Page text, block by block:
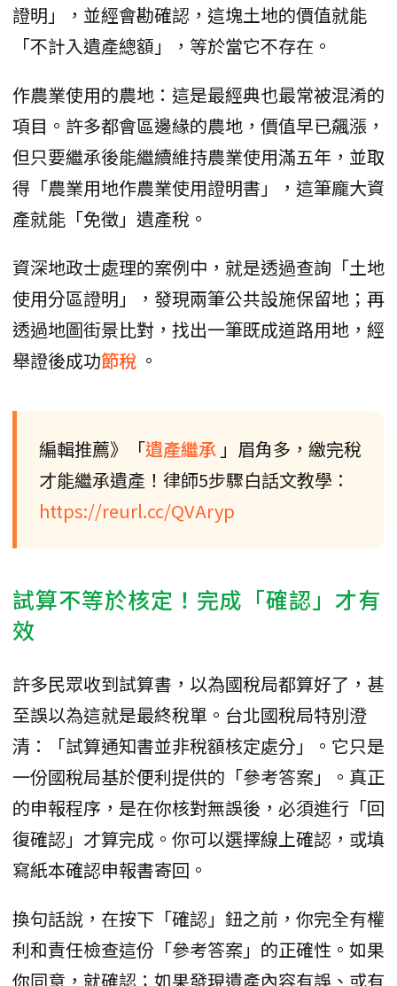
證明」，並經會勘確認，這塊土地的價值就能
「不計入遺產總額」，等於當它不存在。
作農業使用的農地：這是最經典也最常被混淆的
項目。許多都會區邊緣的農地，價值早已飆漲，
但只要繼承後能繼續維持農業使用滿五年，並取
得「農業用地作農業使用證明書」，這筆龐大資
產就能「免徵」遺產稅。
資深地政士處理的案例中，就是透過查詢「土地
使用分區證明」，發現兩筆公共設施保留地；再
透過地圖街景比對，找出一筆既成道路用地，經
舉證後成功節稅 。
編輯推薦》「遺產繼承 」眉角多，繳完稅
才能繼承遺產！律師5步驟白話文教學：
https://reurl.cc/QVAryp
試算不等於核定！完成「確認」才有
效
許多民眾收到試算書，以為國稅局都算好了，甚
至誤以為這就是最終稅單。台北國稅局特別澄
清：「試算通知書並非稅額核定處分」。它只是
一份國稅局基於便利提供的「參考答案」。真正
的申報程序，是在你核對無誤後，必須進行「回
復確認」才算完成。你可以選擇線上確認，或填
寫紙本確認申報書寄回。
換句話說，在按下「確認」鈕之前，你完全有權
利和責任檢查這份「參考答案」的正確性。如果
你同意，就確認；如果發現遺產內容有誤、或有